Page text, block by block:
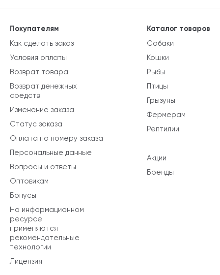
Каталог товаров
Собаки
Кошки
Рыбы
Птицы
Грызуны
Фермерам
Рептилии
Акции
Бренды
Покупателям
Как сделать заказ
Условия оплаты
Возврат товара
Возврат денежных
средств
Изменение заказа
Статус заказа
Оплата по номеру заказа
Персональные данные
Вопросы и ответы
Оптовикам
Бонусы
На информационном
ресурсе
применяются
рекомендательные
технологии
Лицензия